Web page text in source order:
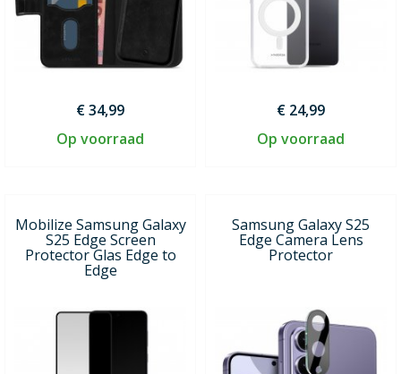
€ 34,99
Op voorraad
€ 24,99
Op voorraad
Mobilize Samsung Galaxy
S25 Edge Screen
Protector Glas Edge to
Edge
Samsung Galaxy S25
Edge Camera Lens
Protector